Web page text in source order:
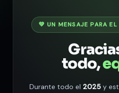
💚 UN MENSAJE PARA
todo,
Durante todo el 2025 y